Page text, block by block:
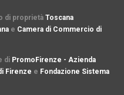
di proprietà Toscana
e Camera di Commercio di
di PromoFirenze - Azienda
Firenze e Fondazione Sistema